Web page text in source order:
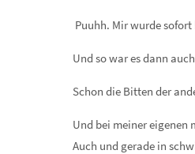
Puuhh. Mir wurde
Und so war es dann
Schon die Bitten der
Und bei meiner eigenen
Auch und gerade in